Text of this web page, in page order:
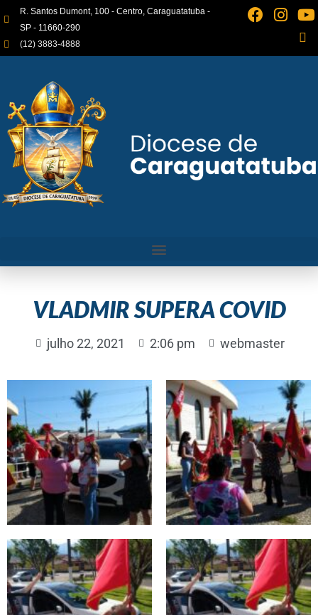
R. Santos Dumont, 100 - Centro, Caraguatatuba -
SP - 11660-290
(12) 3883-4888
VLADMIR SUPERA COVID
julho 22, 2021 2:06 pm webmaster